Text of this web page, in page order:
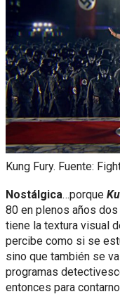
Kung Fury. Fuente:
Nostálgica…porque
80 en plenos años
tiene la textura visual
percibe como si se
sino que también se
programas
entonces para